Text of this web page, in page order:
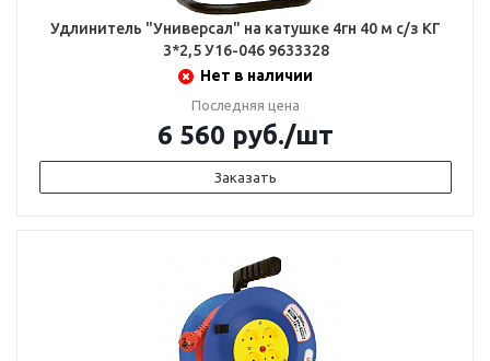
Удлинитель "Универсал" на катушке 4гн 40 м с/з КГ
3*2,5 У16-046 9633328
Нет в наличии
Последняя цена
6 560 руб./шт
Заказать